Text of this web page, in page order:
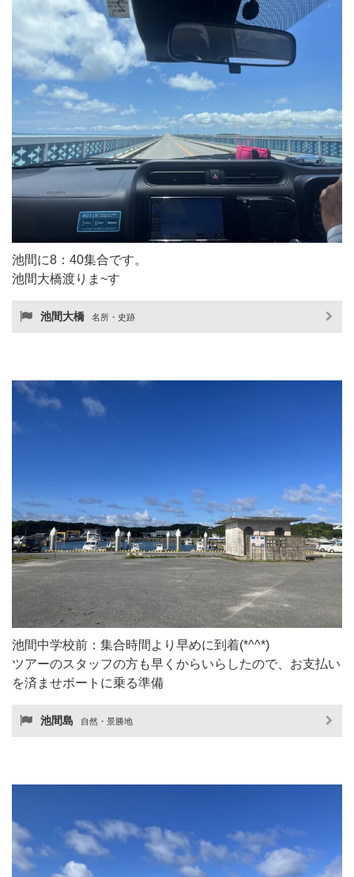
池間に8：40集合です。
池間大橋渡りま~す
池間大橋 名所・史跡
池間中学校前：集合時間より早めに到着(*^^*)
ツアーのスタッフの方も早くからいらしたので、お支払い
を済ませボートに乗る準備
池間島 自然・景勝地